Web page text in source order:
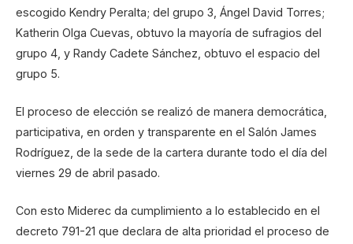
escogido Kendry Peralta; del grupo 3, Ángel David Torres;
Katherin Olga Cuevas, obtuvo la mayoría de sufragios del
grupo 4, y Randy Cadete Sánchez, obtuvo el espacio del
grupo 5.
El proceso de elección se realizó de manera democrática,
participativa, en orden y transparente en el Salón James
Rodríguez, de la sede de la cartera durante todo el día del
viernes 29 de abril pasado.
Con esto Miderec da cumplimiento a lo establecido en el
decreto 791-21 que declara de alta prioridad el proceso de